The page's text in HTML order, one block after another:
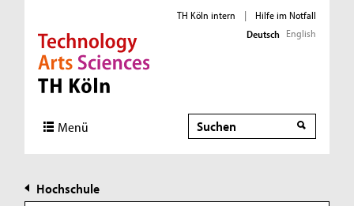
Direkt zur Hauptnavigation
Direkt zur Subnavigation
Direkt zum Inhalt
Direkt zum Fußbereich
TH Köln intern |
Hilfe im Notfall
Deutsch English
Menü Suche
Hochschule